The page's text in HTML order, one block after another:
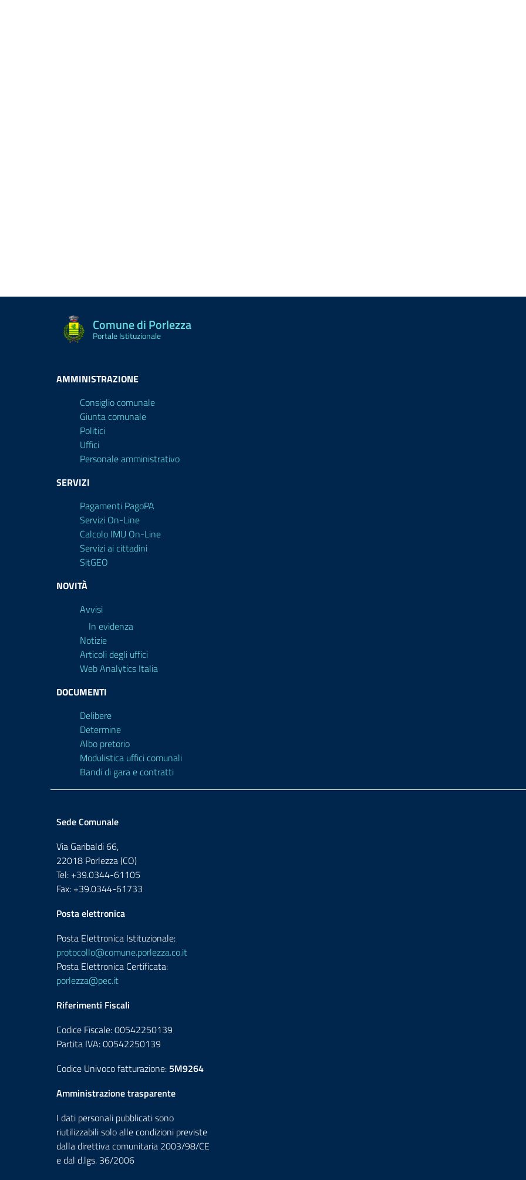
Comune di Porlezza
Portale Istituzionale
AMMINISTRAZIONE
Consiglio comunale
Giunta comunale
Politici
Uffici
Personale amministrativo
SERVIZI
Pagamenti PagoPA
Servizi On-Line
Calcolo IMU On-Line
Servizi ai cittadini
SitGEO
NOVITÀ
Avvisi
In evidenza
Notizie
Articoli degli uffici
Web Analytics Italia
DOCUMENTI
Delibere
Determine
Albo pretorio
Modulistica uffici comunali
Bandi di gara e contratti
Sede Comunale
Via Garibaldi 66,
22018 Porlezza (CO)
Tel: +39.0344-61105
Fax: +39.0344-61733
Posta elettronica
Posta Elettronica Istituzionale:
protocollo@comune.porlezza.co.it
Posta Elettronica Certificata:
porlezza@pec.it
Riferimenti Fiscali
Codice Fiscale: 00542250139
Partita IVA: 00542250139
Codice Univoco fatturazione: 5M9264
Amministrazione trasparente
I dati personali pubblicati sono
riutilizzabili solo alle condizioni previste
dalla direttiva comunitaria 2003/98/CE
e dal d.lgs. 36/2006